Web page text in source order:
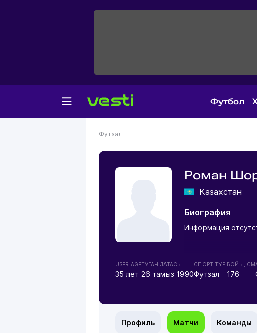
Футбол
Футзал
Роман
Казахстан
Биография
Информация
USER.AGE
35 лет
ТУҒАН ДАТАСЫ
26 тамыз 1990
СПОРТ ТҮРІ
Футзал
БОЙЫ, СМ
176
Профиль Матчи Команды